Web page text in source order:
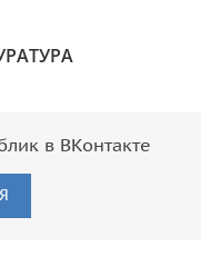
в ВКонтакте